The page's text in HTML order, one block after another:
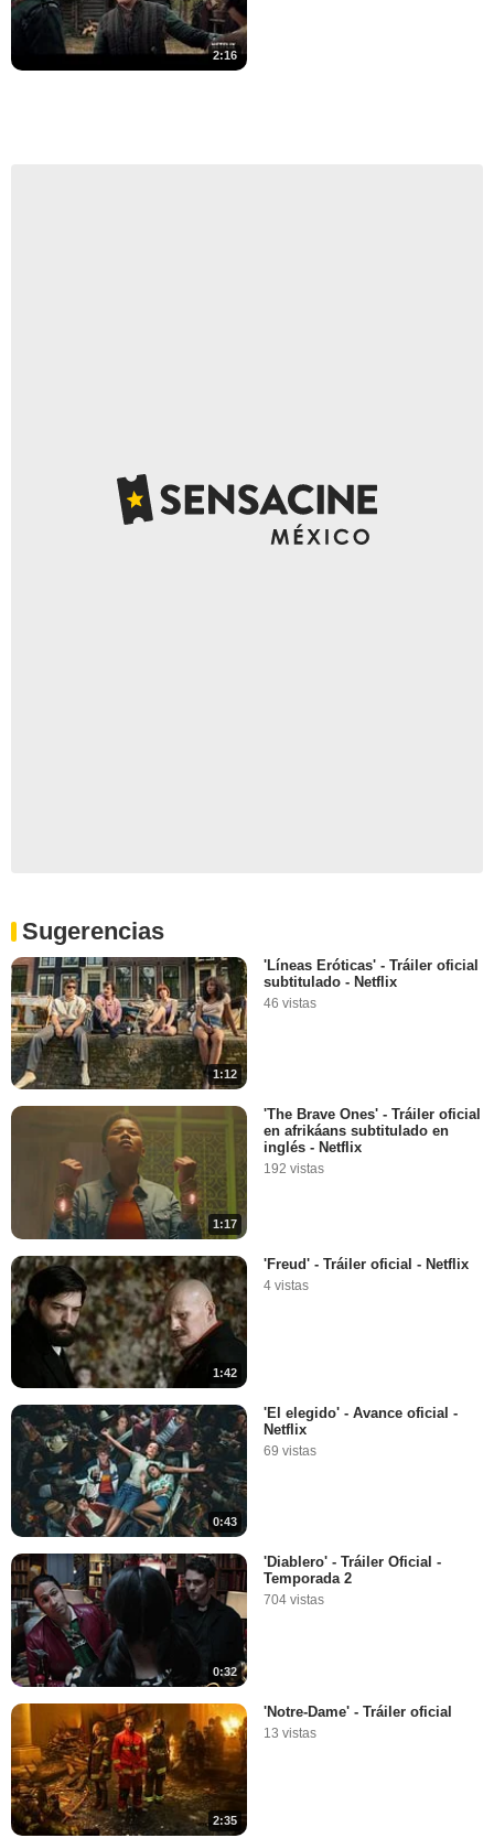
2:16
Sugerencias
1:12
'Líneas Eróticas' - Tráiler oficial
subtitulado - Netflix
46 vistas
1:17
'The Brave Ones' - Tráiler oficial
en afrikáans subtitulado en
inglés - Netflix
192 vistas
1:42
'Freud' - Tráiler oficial - Netflix
4 vistas
0:43
'El elegido' - Avance oficial -
Netflix
69 vistas
0:32
'Diablero' - Tráiler Oficial -
Temporada 2
704 vistas
2:35
'Notre-Dame' - Tráiler oficial
13 vistas